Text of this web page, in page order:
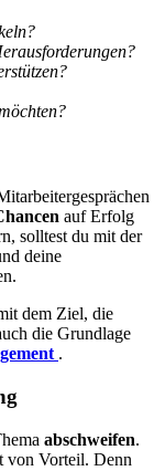
auf Erfolg
solltest du mit der
deine
dem Ziel, die
die Grundlage
.
abschweifen.
von Vorteil. Denn